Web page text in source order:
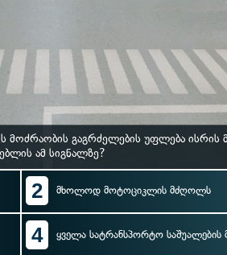
გაგრძელების უფლება ისრის
ამ სიგნალზე?
2 მხოლოდ მოტოციკლის მძღოლს
4 ყველა სატრანსპორტო